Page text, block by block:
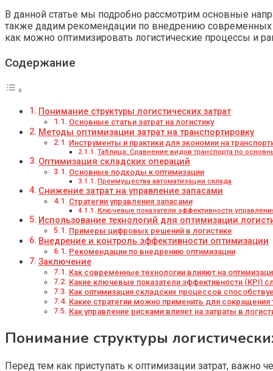
В данной статье мы подробно рассмотрим основные
также дадим рекомендации по внедрению современных
как можно оптимизировать логистические процессы и
Содержание
Понимание структуры логистических затрат
Основные статьи затрат на логистику
Методы оптимизации затрат на транспортировку
Инструменты и практики для экономии на
Таблица: Сравнение видов транспорта по
Оптимизация складских операций
Основные подходы к оптимизации
Преимущества автоматизации склада
Снижение затрат на управление запасами
Стратегии управления запасами
Ключевые показатели эффективности
Использование технологий для оптимизации
Примеры цифровых решений в логистике
Внедрение и контроль эффективности оптимизации
Рекомендации по внедрению оптимизации
Заключение
Как современные технологии влияют на
Какие ключевые показатели эффективности (KPI)
Как оптимизация складских процессов
Какие стратегии можно применить для сокращения
Как управление рисками влияет на затраты в
Понимание структуры
Перед тем как приступать к оптимизации затрат, важно